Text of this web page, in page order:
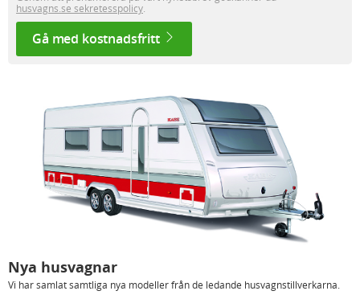
husvagns.se sekretesspolicy
Gå med kostnadsfritt
Nya husvagnar
Vi har samlat samtliga nya modeller från de ledande husvagnstillverkarna.